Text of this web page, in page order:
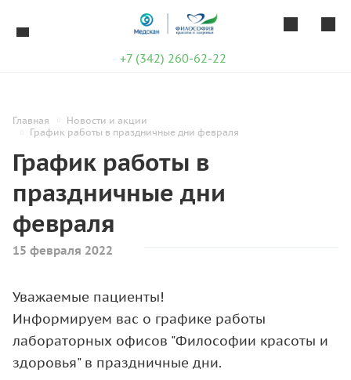
+7 (342) 260-62-22
Главная
Новости и акции
График работы в праздничные дни февраля
График работы в
праздничные дни
февраля
15 февраля 2022
Уважаемые пациенты!
Информируем вас о графике работы
лабораторных офисов "Философии красоты и
здоровья" в праздничные дни.